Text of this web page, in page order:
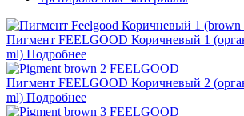
Пигмент FEELGOOD Коричневый 1
ml) Подробнее
Пигмент FEELGOOD Коричневый 2
ml) Подробнее